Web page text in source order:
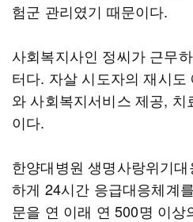
험군 관리였기 때문이다.
사회복지사인 정씨가 근무
터다. 자살 시도자의 재시도
와 사회복지서비스 제공,
이다.
한양대병원 생명사랑위기
하게 24시간 응급대응체계
문을 연 이래 연 500명 이